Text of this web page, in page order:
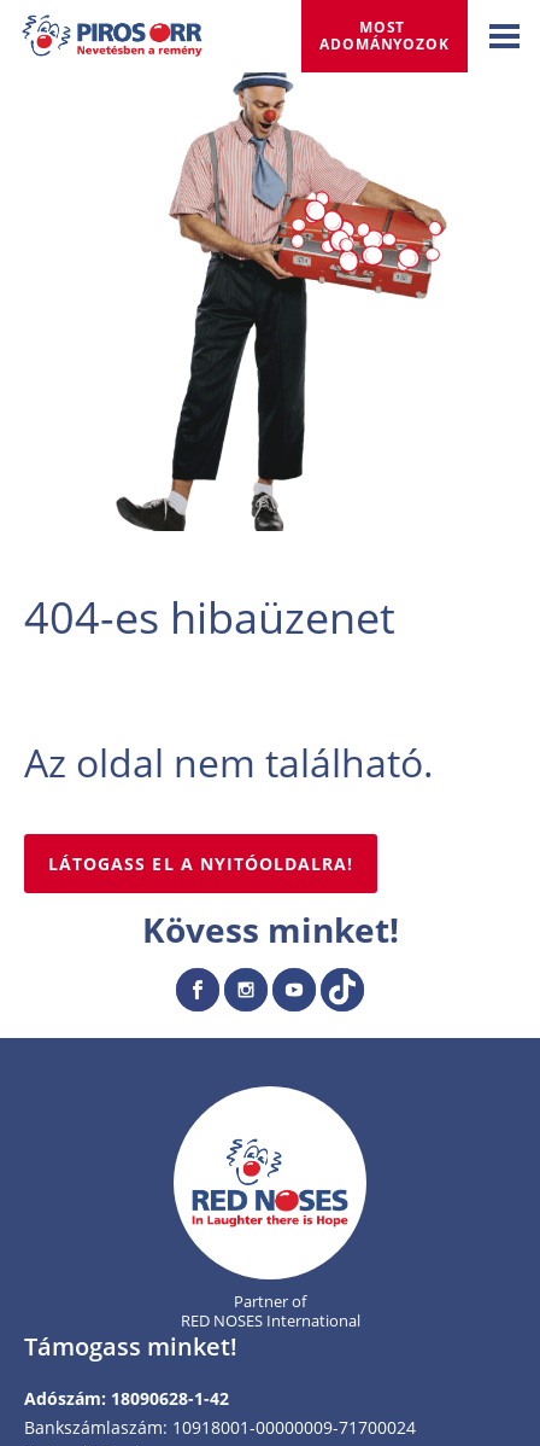
MOST
ADOMÁNYOZOK
404-es hibaüzenet
Az oldal nem található.
LÁTOGASS EL A NYITÓOLDALRA!
Kövess minket!
Partner of
RED NOSES International
Támogass minket!
Adószám: 18090628-1-42
Bankszámlaszám: 10918001-00000009-71700024